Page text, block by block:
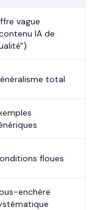
vague
IA de
total
floues
enchère